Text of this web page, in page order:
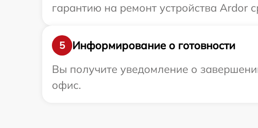
гарантию на ремонт устройства Ardor
5
Информирование о готовности
Вы получите уведомление о
офис.